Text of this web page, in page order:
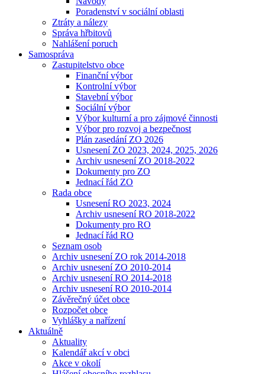
Poradenství v sociální oblasti
Ztráty a nálezy
Správa hřbitovů
Nahlášení poruch
Samospráva
Zastupitelstvo obce
Finanční výbor
Kontrolní výbor
Stavební výbor
Sociální výbor
Výbor kulturní a pro zájmové činnosti
Výbor pro rozvoj a bezpečnost
Plán zasedání ZO 2026
Usnesení ZO 2023, 2024, 2025, 2026
Archiv usnesení ZO 2018-2022
Dokumenty pro ZO
Jednací řád ZO
Rada obce
Usnesení RO 2023, 2024
Archiv usnesení RO 2018-2022
Dokumenty pro RO
Jednací řád RO
Seznam osob
Archiv usnesení ZO rok 2014-2018
Archiv usnesení ZO 2010-2014
Archiv usnesení RO 2014-2018
Archiv usnesení RO 2010-2014
Závěrečný účet obce
Rozpočet obce
Vyhlášky a nařízení
Aktuálně
Aktuality
Kalendář akcí v obci
Akce v okolí